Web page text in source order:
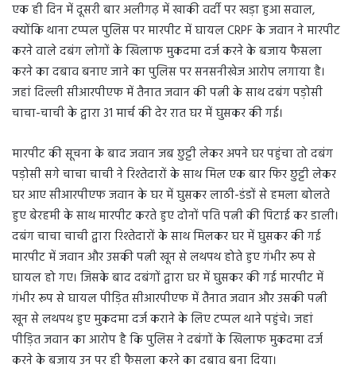
एक ही दिन में दूसरी बार अलीगढ़ में खाकी वर्दी पर खड़ा हुआ सवाल,
क्योंकि थाना टप्पल पुलिस पर मारपीट में घायल CRPF के जवान ने मारपीट
करने वाले दबंग लोगों के खिलाफ मुकदमा दर्ज करने के बजाय फैसला
करने का दबाव बनाए जाने का पुलिस पर सनसनीखेज आरोप लगाया है।
जहां दिल्ली सीआरपीएफ में तैनात जवान की पत्नी के साथ दबंग पड़ोसी
चाचा-चाची के द्वारा 31 मार्च की देर रात घर में घुसकर की गई।
मारपीट की सूचना के बाद जवान जब छुट्टी लेकर अपने घर पहुंचा तो दबंग
पड़ोसी सगे चाचा चाची ने रिश्तेदारों के साथ मिल एक बार फिर छुट्टी लेकर
घर आए सीआरपीएफ जवान के घर में घुसकर लाठी-डंडों से हमला बोलते
हुए बेरहमी के साथ मारपीट करते हुए दोनों पति पत्नी की पिटाई कर डाली।
दबंग चाचा चाची द्वारा रिश्तेदारों के साथ मिलकर घर में घुसकर की गई
मारपीट में जवान और उसकी पत्नी खून से लथपथ होते हुए गंभीर रूप से
घायल हो गए। जिसके बाद दबंगों द्वारा घर में घुसकर की गई मारपीट में
गंभीर रूप से घायल पीड़ित सीआरपीएफ में तैनात जवान और उसकी पत्नी
खून से लथपथ हुए मुकदमा दर्ज कराने के लिए टप्पल थाने पहुंचे। जहां
पीड़ित जवान का आरोप है कि पुलिस ने दबंगों के खिलाफ मुकदमा दर्ज
करने के बजाय उन पर ही फैसला करने का दबाव बना दिया।